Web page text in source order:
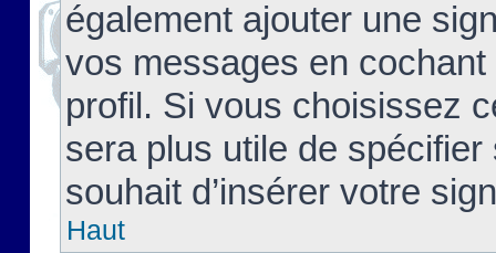
également ajouter une
vos messages en
profil. Si vous choisissez
sera plus utile de
souhait d’insérer votre
Haut